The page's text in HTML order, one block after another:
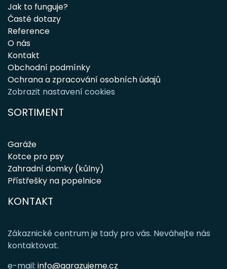
Jak to funguje?
Časté dotazy
Reference
O nás
Kontakt
Obchodní podmínky
Ochrana a zpracování osobních údajů
Zobrazit nastavení cookies
SORTIMENT
Garáže
Kotce pro psy
Zahradní domky (kůlny)
Přístřešky na popelnice
KONTAKT
Zákaznické centrum je tady pro vás. Neváhejte nás
kontaktovat.
e-mail: info@garazujeme.cz